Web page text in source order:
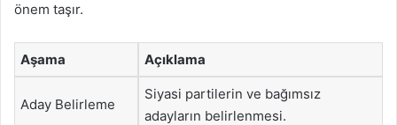
önem taşır.
Aşama Açıklama
Aday Belirleme
Siyasi partilerin ve bağımsız
adayların belirlenmesi.